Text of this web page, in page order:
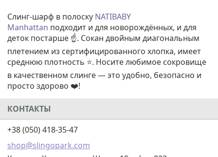
Слинг-шарф в полоску NATIBABY
Manhattan подходит и для новорождённых, и для
деток постарше ☝️. Сокан двойным диагональным
плетением из сертифицированного хлопка, имеет
среднюю плотность ⭐. Носите любимое сокровище
в качественном слинге — это удобно, безопасно и
просто здорово ❤️!
КОНТАКТЫ
+38 (050) 418-35-47
shop@slingopark.com